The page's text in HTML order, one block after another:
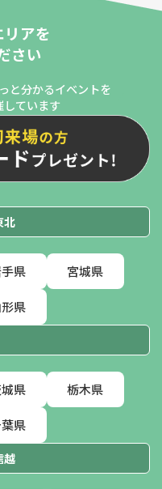
アを
さい
と分かるイベントを
しています
北
県 宮城県
県
県 栃木県
県
越